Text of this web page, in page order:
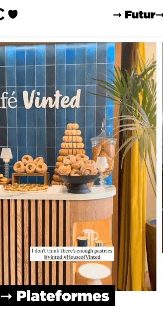
➞ Futur
➞ Plateformes